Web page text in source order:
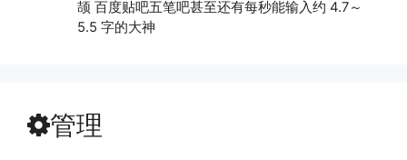
颉 百度贴吧五笔吧甚至还有每秒能输入约 4.7～
5.5 字的大神
管理